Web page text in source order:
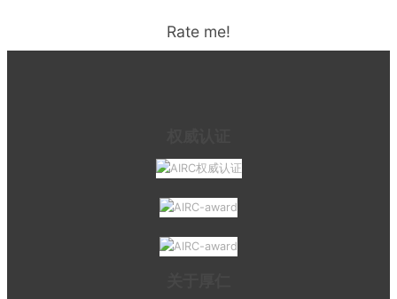
Rate me!